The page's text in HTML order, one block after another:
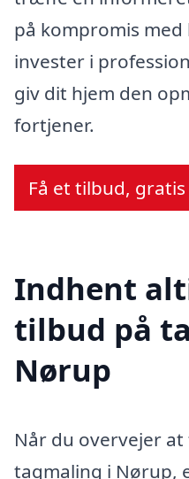
på kompromis
invester i
giv dit hjem den
fortjener.
Få et tilbud,
Indhent
tilbud på
Nørup
Når du overvejer
tagmaling i Nørup,